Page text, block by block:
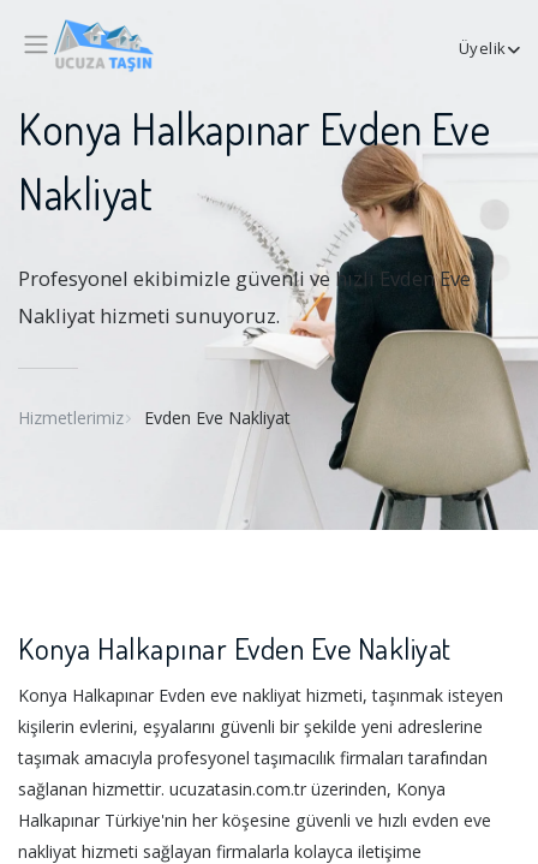
Üyelik
Konya Halkapınar Evden Eve
Nakliyat
Profesyonel ekibimizle güvenli ve hızlı Evden Eve
Nakliyat hizmeti sunuyoruz.
Hizmetlerimiz Evden Eve Nakliyat
Konya Halkapınar Evden Eve Nakliyat
Konya Halkapınar Evden eve nakliyat hizmeti, taşınmak isteyen
kişilerin evlerini, eşyalarını güvenli bir şekilde yeni adreslerine
taşımak amacıyla profesyonel taşımacılık firmaları tarafından
sağlanan hizmettir. ucuzatasin.com.tr üzerinden, Konya
Halkapınar Türkiye'nin her köşesine güvenli ve hızlı evden eve
nakliyat hizmeti sağlayan firmalarla kolayca iletişime